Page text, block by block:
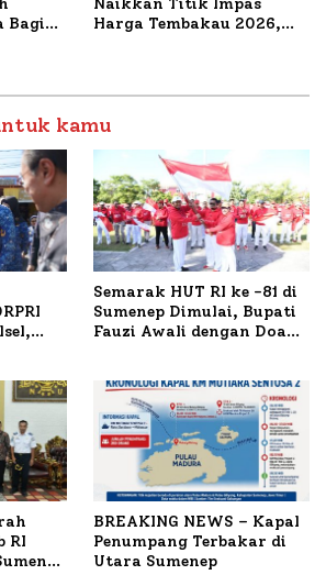
Bagi
Harga Tembakau 2026,
kamu
Semarak HUT RI ke -81 di
Sumenep Dimulai, Bupati
Fauzi Awali dengan Doa
RI
BREAKING NEWS – Kapal
Penumpang Terbakar di
Utara Sumenep